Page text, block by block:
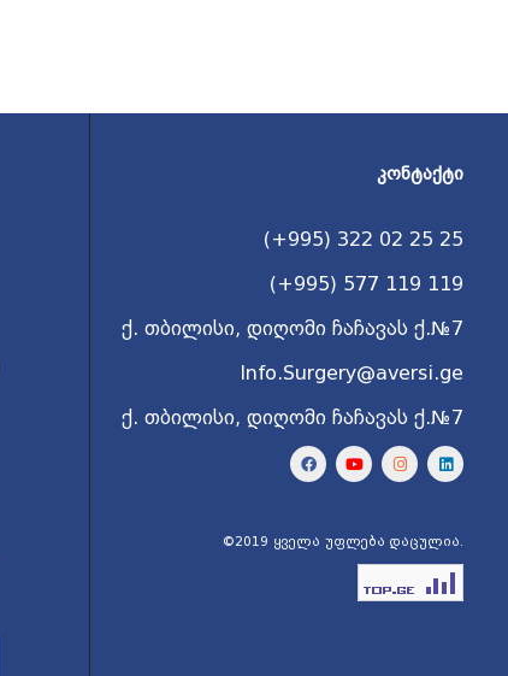
ᲙᲝᲜᲢᲐᲥᲢᲘ
(+995) 322 02 25 25
(+995) 577 119 119
ქ. თბილისი, დიღომი ჩაჩავას ქ.№7
Info.Surgery@aversi.ge
ქ. თბილისი, დიღომი ჩაჩავას ქ.№7
©2019 ყველა უფლება დაცულია.